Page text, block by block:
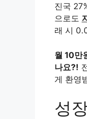
진국
으로도
래 시
월 10만
나요?!
게 환영
성